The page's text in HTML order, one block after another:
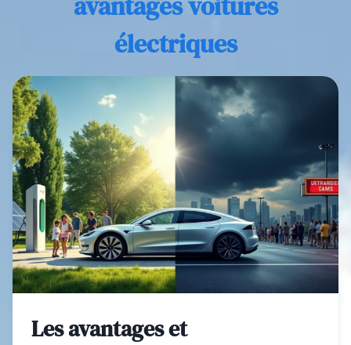
électriques
Les avantages et